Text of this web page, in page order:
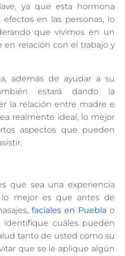
ya que esta hormona
en las personas, lo
que vivimos en un
relación con el trabajo y
además de ayudar a su
estará dando la
la relación entre madre e
realmente ideal, lo mejor
aspectos que pueden
que sea una experiencia
lo mejor es que antes de
faciales en Puebla o
identifique cuáles pueden
tanto de usted como su
que se le aplique algún